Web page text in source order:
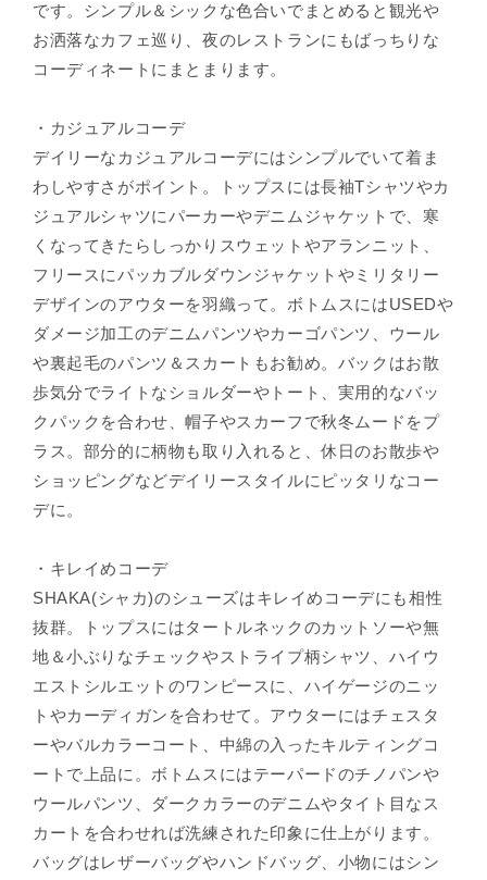
です。シンプル＆シックな色合いでまとめると観光や
お洒落なカフェ巡り、夜のレストランにもばっちりな
コーディネートにまとまります。
・カジュアルコーデ
デイリーなカジュアルコーデにはシンプルでいて着ま
わしやすさがポイント。トップスには長袖Tシャツやカ
ジュアルシャツにパーカーやデニムジャケットで、寒
くなってきたらしっかりスウェットやアランニット、
フリースにパッカブルダウンジャケットやミリタリー
デザインのアウターを羽織って。ボトムスにはUSEDや
ダメージ加工のデニムパンツやカーゴパンツ、ウール
や裏起毛のパンツ＆スカートもお勧め。バックはお散
歩気分でライトなショルダーやトート、実用的なバッ
クパックを合わせ、帽子やスカーフで秋冬ムードをプ
ラス。部分的に柄物も取り入れると、休日のお散歩や
ショッピングなどデイリースタイルにピッタリなコー
デに。
・キレイめコーデ
SHAKA(シャカ)のシューズはキレイめコーデにも相性
抜群。トップスにはタートルネックのカットソーや無
地＆小ぶりなチェックやストライプ柄シャツ、ハイウ
エストシルエットのワンピースに、ハイゲージのニッ
トやカーディガンを合わせて。アウターにはチェスタ
ーやバルカラーコート、中綿の入ったキルティングコ
ートで上品に。ボトムスにはテーパードのチノパンや
ウールパンツ、ダークカラーのデニムやタイト目なス
カートを合わせれば洗練された印象に仕上がります。
バッグはレザーバッグやハンドバッグ、小物にはシン